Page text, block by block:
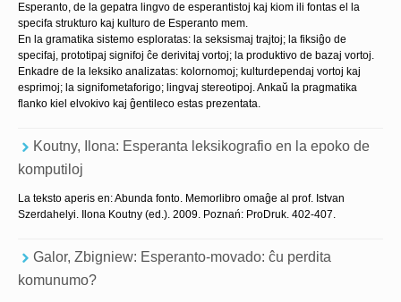
Esperanto, de la gepatra lingvo de esperantistoj kaj kiom ili fontas el la
specifa strukturo kaj kulturo de Esperanto mem.
En la gramatika sistemo esploratas: la seksismaj trajtoj; la fiksiĝo de
specifaj, prototipaj signifoj ĉe derivitaj vortoj; la produktivo de bazaj vortoj.
Enkadre de la leksiko analizatas: kolornomoj; kulturdependaj vortoj kaj
esprimoj; la signifometaforigo; lingvaj stereotipoj. Ankaŭ la pragmatika
flanko kiel elvokivo kaj ĝentileco estas prezentata.
Koutny, Ilona: Esperanta leksikografio en la epoko de
komputiloj
La teksto aperis en: Abunda fonto. Memorlibro omaĝe al prof. Istvan
Szerdahelyi. Ilona Koutny (ed.). 2009. Poznań: ProDruk. 402-407.
Galor, Zbigniew: Esperanto-movado: ĉu perdita
komunumo?